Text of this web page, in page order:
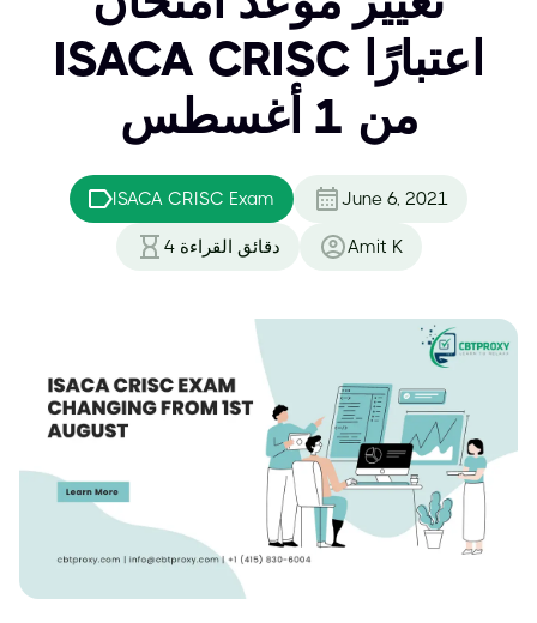
ISACA CRISC اعتبارًا
من 1 أغسطس
ISACA CRISC Exam June 6, 2021
4 دقائق القراءة Amit K